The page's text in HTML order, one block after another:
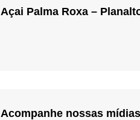
Açai Palma Roxa –
Acompanhe nossas